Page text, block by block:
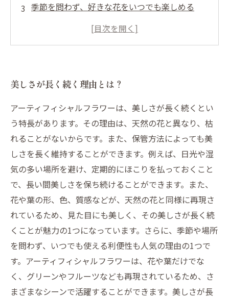
季節を問わず、好きな花をいつでも楽しめる
耐久性が高く、長年愛される
美しさが長く続く理由とは？
アーティフィシャルフラワーは、美しさが長く続くとい
う特長があります。その理由は、天然の花と異なり、枯
れることがないからです。また、保管方法によっても美
しさを長く維持することができます。例えば、日光や湿
気の多い場所を避け、定期的にほこりを払っておくこと
で、長い間美しさを保ち続けることができます。また、
花や葉の形、色、質感などが、天然の花と同様に再現さ
れているため、見た目にも美しく、その美しさが長く続
くことが魅力の1つになっています。さらに、季節や場所
を問わず、いつでも使える利便性も人気の理由の1つで
す。アーティフィシャルフラワーは、花や葉だけでな
く、グリーンやフルーツなども再現されているため、さ
まざまなシーンで活躍することができます。美しさが長